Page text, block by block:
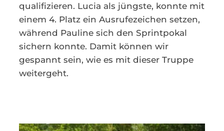
qualifizieren. Lucia als jüngste, konnte mit
einem 4. Platz ein Ausrufezeichen setzen,
während Pauline sich den Sprintpokal
sichern konnte. Damit können wir
gespannt sein, wie es mit dieser Truppe
weitergeht.